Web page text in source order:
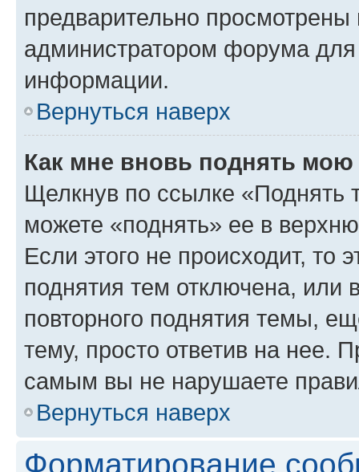
предварительно
администратором форума
информации.
Вернуться наверх
Как мне вновь поднять мою
Щелкнув по ссылке «Поднять
можете «поднять» ее в
Если этого не происходит, то
поднятия тем отключена, или
повторного поднятия темы,
тему, просто ответив на нее.
самым вы не нарушаете
Вернуться наверх
Форматирование